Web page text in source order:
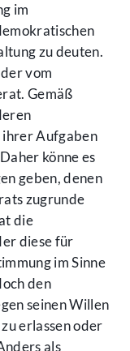
im
zu deuten.
vom
Gemäß
ihrer Aufgaben
könne es
geben, denen
zugrunde
die
diese für
im Sinne
den
seinen Willen
erlassen oder
als